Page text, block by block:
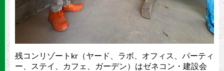
残コンリゾートkr（ヤード、ラボ、オフィス、パーティ
ー、ステイ、カフェ、ガーデン）はゼネコン・建設会